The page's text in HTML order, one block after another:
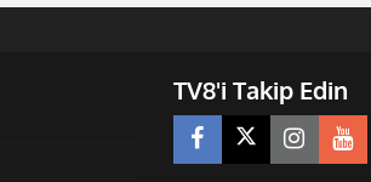
TV8'i Takip Edin